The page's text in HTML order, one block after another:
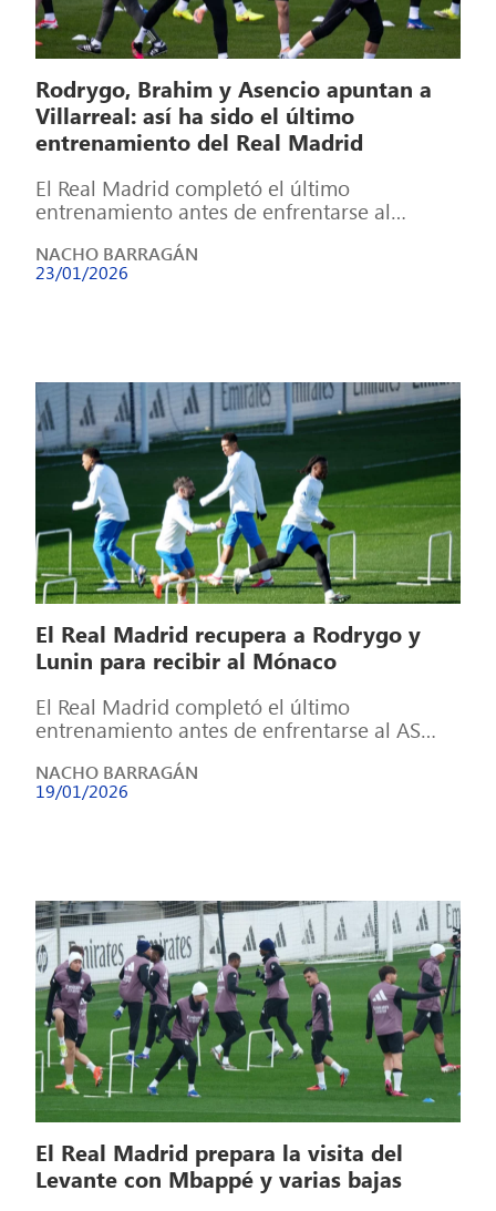
Rodrygo, Brahim y Asencio apuntan a
Villarreal: así ha sido el último
entrenamiento del Real Madrid
El Real Madrid completó el último
entrenamiento antes de enfrentarse al
[…]
NACHO BARRAGÁN
23/01/2026
El Real Madrid recupera a Rodrygo y
Lunin para recibir al Mónaco
El Real Madrid completó el último
entrenamiento antes de enfrentarse al AS
NACHO BARRAGÁN
19/01/2026
El Real Madrid prepara la visita del
Levante con Mbappé y varias bajas